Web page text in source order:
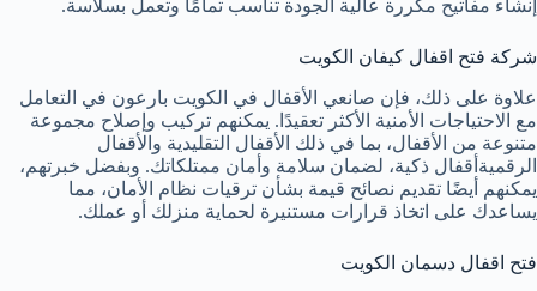
إنشاء مفاتيح مكررة عالية الجودة تناسب تمامًا وتعمل بسلاسة.
شركة فتح اقفال كيفان الكويت
علاوة على ذلك، فإن صانعي الأقفال في الكويت بارعون في التعامل
مع الاحتياجات الأمنية الأكثر تعقيدًا. يمكنهم تركيب وإصلاح مجموعة
متنوعة من الأقفال، بما في ذلك الأقفال التقليدية والأقفال
الرقميةأقفال ذكية، لضمان سلامة وأمان ممتلكاتك. وبفضل خبرتهم،
يمكنهم أيضًا تقديم نصائح قيمة بشأن ترقيات نظام الأمان، مما
يساعدك على اتخاذ قرارات مستنيرة لحماية منزلك أو عملك.
فتح اقفال دسمان الكويت